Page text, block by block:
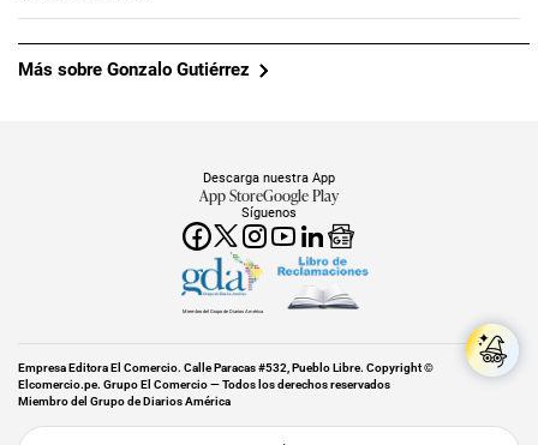
Más sobre Gonzalo Gutiérrez
Síguenos
Descarga nuestra App
App StoreGoogle Play
Miembro del Grupo de Diarios América
Empresa Editora El Comercio. Calle Paracas #532, Pueblo Libre. Copyright ©
Elcomercio.pe. Grupo El Comercio — Todos los derechos reservados
Miembro del Grupo de Diarios América